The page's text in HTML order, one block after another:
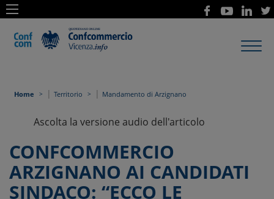
Home | Territorio | Mandamento di Arzignano
Ascolta la versione audio dell'articolo
CONFCOMMERCIO
ARZIGNANO AI CANDIDATI
SINDACO: “ECCO LE